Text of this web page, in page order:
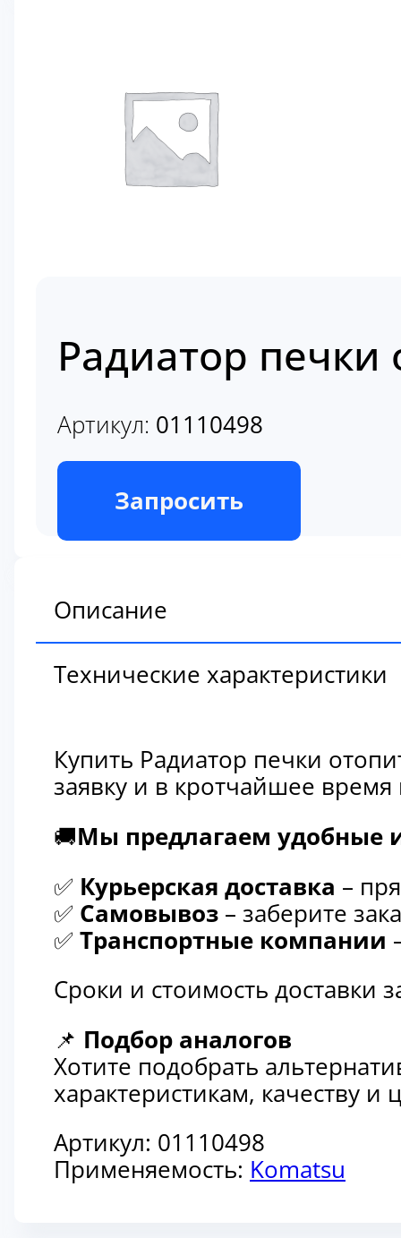
Радиатор печки
Артикул: 01110498
В наличии
Запросить
Описание
Технические характеристики
Купить Радиатор печки
заявку и в кротчайшее
🚚Мы предлагаем удобные
✅ Курьерская доставка –
✅ Самовывоз – заберите
✅ Транспортные компании
Сроки и стоимость доставки
📌 Подбор аналогов
Хотите подобрать
характеристикам, качеству
Артикул: 01110498
Применяемость: Komatsu